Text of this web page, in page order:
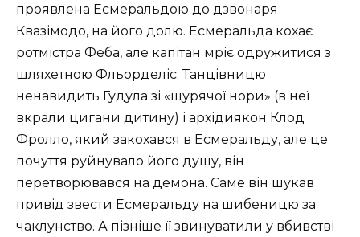
проявлена Есмеральдою до дзвонаря
Квазімодо, на його долю. Есмеральда кохає
ротмістра Феба, але капітан мріє одружитися з
шляхетною Фльорделіс. Танцівницю
ненавидить Гудула зі «щурячої нори» (в неї
вкрали цигани дитину) і архідиякон Клод
Фролло, який закохався в Есмеральду, але це
почуття руйнувало його душу, він
перетворювався на демона. Саме він шукав
привід звести Есмеральду на шибеницю за
чаклунство. А пізніше її звинуватили у вбивстві